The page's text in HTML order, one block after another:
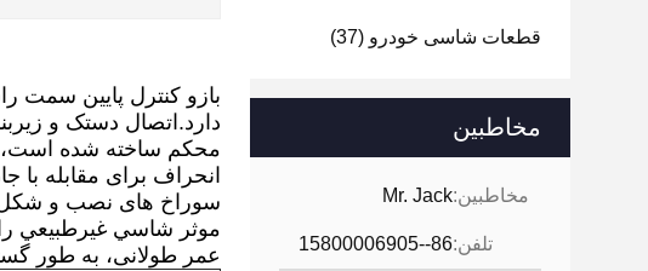
قطعات شاسی خودرو (37)
مخاطبین
مخاطبین:Mr. Jack
تلفن:86--15800006905
دارد.اتصال دستک و
محکم ساخته شده
انحراف برای مقابله با
سوراخ های نصب و شکل
موثر شاسي غيرطبيعي
عمر طولانی، به طور